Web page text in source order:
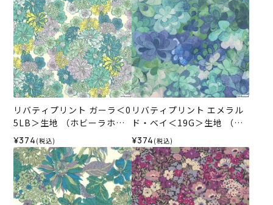
リバティプリント ガーラ＜0
5LB＞生地 （ホビーラホビ
ーレオリジナル）2025AW
¥374 (税込)
リバティプリント エメラル
ド・ベイ＜19G＞生地 （ホ
ビーラホビーレオリジナ
ル）2025AW
¥374 (税込)